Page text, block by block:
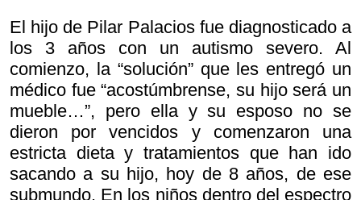
El hijo de Pilar Palacios fue diagnosticado a
los 3 años con un autismo severo. Al
comienzo, la “solución” que les entregó un
médico fue “acostúmbrense, su hijo será un
mueble…”, pero ella y su esposo no se
dieron por vencidos y comenzaron una
estricta dieta y tratamientos que han ido
sacando a su hijo, hoy de 8 años, de ese
submundo. En los niños dentro del espectro